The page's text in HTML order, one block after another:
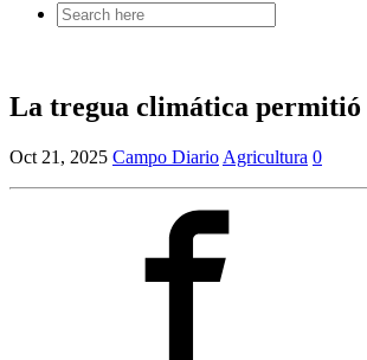
Search
for:
La tregua climática permitió
Oct 21, 2025 Campo Diario Agricultura 0